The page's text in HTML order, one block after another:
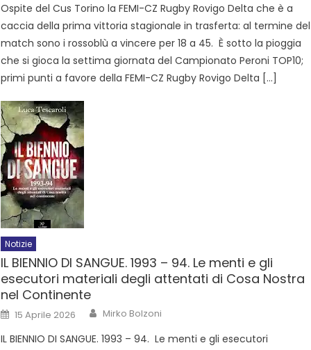
Ospite del Cus Torino la FEMI-CZ Rugby Rovigo Delta che è a
caccia della prima vittoria stagionale in trasferta: al termine del
match sono i rossoblù a vincere per 18 a 45. È sotto la pioggia
che si gioca la settima giornata del Campionato Peroni TOP10;
primi punti a favore della FEMI-CZ Rugby Rovigo Delta […]
Notizie
IL BIENNIO DI SANGUE. 1993 – 94. Le menti e gli
esecutori materiali degli attentati di Cosa Nostra
nel Continente
15 Aprile 2026 Mirko Bolzoni
IL BIENNIO DI SANGUE. 1993 – 94. Le menti e gli esecutori